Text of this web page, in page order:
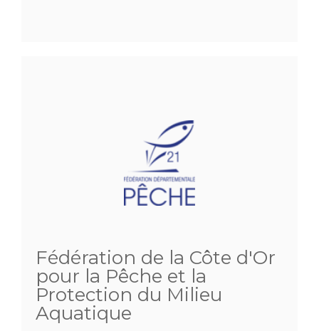
Fédération de la Côte d'Or
pour la Pêche et la
Protection du Milieu
Aquatique